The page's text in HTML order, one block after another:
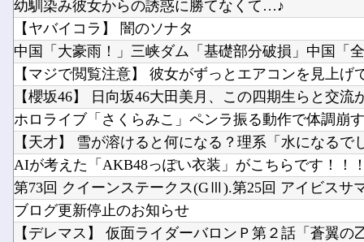
幼馴染み彼女からの誘惑に勝てなくて…♪
【ヤバイコラ】 闇のソナタ
中国「大豪雨！」三峡ダム「基礎部分破損」中国「
【マジで閲覧注意】 彼女がずっとエアコンを見上げ
【櫻坂46】 日向坂46大田美月、この四期生らと交流
ホロライブ「さくらみこ」ペンラ振る動作で体調崩
【天才】 雪が溶けると何になる？理系「水になるで
AIが考えた「AKB48っぽい衣装」がこちらです！！
第73回 クイーンステークス(GⅢ).第25回 アイビスサ
ブログ更新停止のお知らせ
【デレマス】 仮面ライダーバロンＰ第２話「蒼翼の